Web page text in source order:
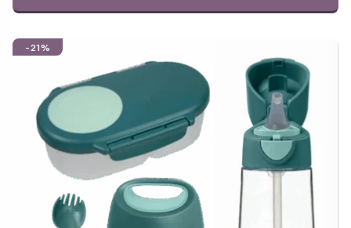
-21%